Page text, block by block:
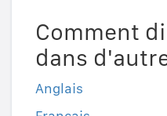
Comment
dans
Anglais